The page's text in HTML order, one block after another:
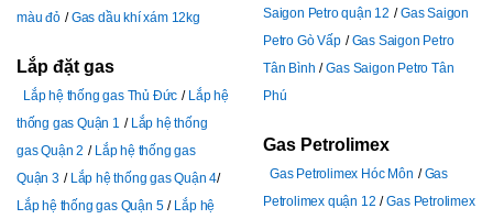
màu đỏ
Gas dầu khí xám 12kg
Lắp đặt gas
Lắp hệ thống gas Thủ Đức
Lắp hệ
thống gas Quận 1
Lắp hệ thống
gas Quận 2
Lắp hệ thống gas
Quận 3
Lắp hệ thống gas Quận 4
Lắp hệ thống gas Quận 5
Lắp hệ
Saigon Petro quận 12
Gas Saigon
Petro Gò Vấp
Gas Saigon Petro
Tân Bình
Gas Saigon Petro Tân
Phú
Gas Petrolimex
Gas Petrolimex Hóc Môn
Gas
Petrolimex quận 12
Gas Petrolimex